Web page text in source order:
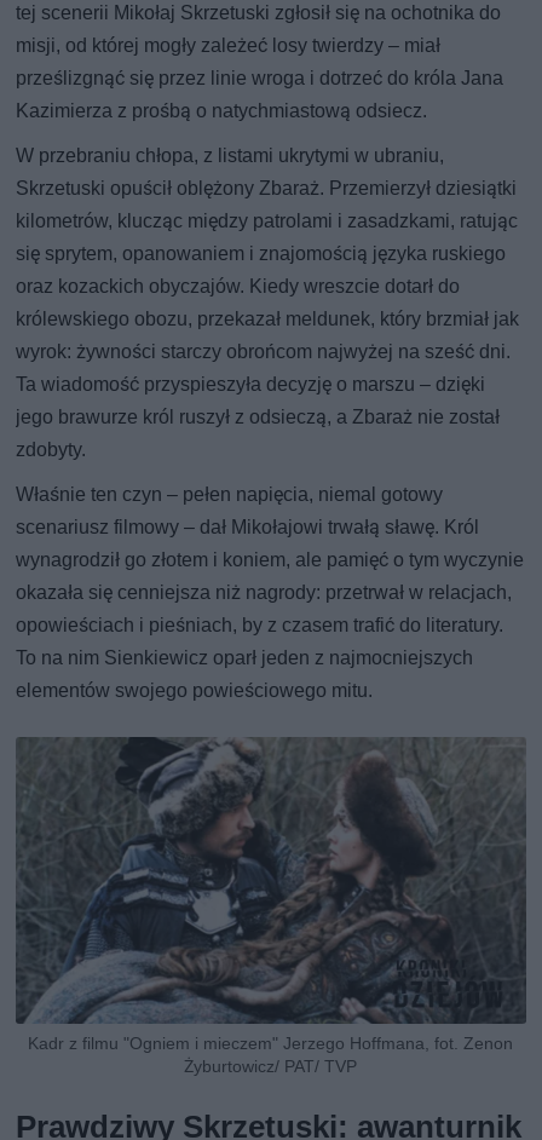
tej scenerii Mikołaj Skrzetuski zgłosił się na ochotnika do
misji, od której mogły zależeć losy twierdzy – miał
prześlizgnąć się przez linie wroga i dotrzeć do króla Jana
Kazimierza z prośbą o natychmiastową odsiecz.
W przebraniu chłopa, z listami ukrytymi w ubraniu,
Skrzetuski opuścił oblężony Zbaraż. Przemierzył dziesiątki
kilometrów, klucząc między patrolami i zasadzkami, ratując
się sprytem, opanowaniem i znajomością języka ruskiego
oraz kozackich obyczajów. Kiedy wreszcie dotarł do
królewskiego obozu, przekazał meldunek, który brzmiał jak
wyrok: żywności starczy obrońcom najwyżej na sześć dni.
Ta wiadomość przyspieszyła decyzję o marszu – dzięki
jego brawurze król ruszył z odsieczą, a Zbaraż nie został
zdobyty.
Właśnie ten czyn – pełen napięcia, niemal gotowy
scenariusz filmowy – dał Mikołajowi trwałą sławę. Król
wynagrodził go złotem i koniem, ale pamięć o tym wyczynie
okazała się cenniejsza niż nagrody: przetrwał w relacjach,
opowieściach i pieśniach, by z czasem trafić do literatury.
To na nim Sienkiewicz oparł jeden z najmocniejszych
elementów swojego powieściowego mitu.
Kadr z filmu "Ogniem i mieczem" Jerzego Hoffmana, fot. Zenon
Żyburtowicz/ PAT/ TVP
Prawdziwy Skrzetuski: awanturnik